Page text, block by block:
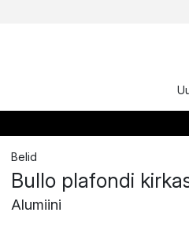
Belid
Bullo plafondi
Alumiini